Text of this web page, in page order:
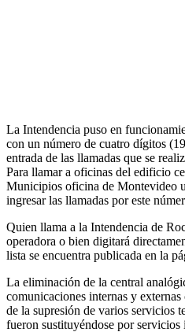
La Intendencia puso en
con un número de cuatro dígitos
entrada de las llamadas que se
Para llamar a oficinas del edificio
Municipios oficina de Montevideo
ingresar las llamadas por este
Quien llama a la Intendencia de
operadora o bien digitará
lista se encuentra publicada en la
La eliminación de la central
comunicaciones internas y
de la supresión de varios servicios
fueron sustituyéndose por servicios